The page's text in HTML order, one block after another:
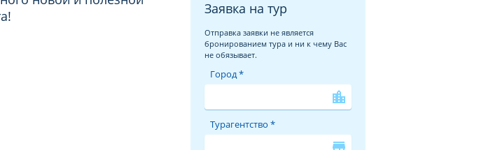
Заявка на тур
Отправка заявки не является
бронированием тура и ни к чему Вас
не обязывает.
Город *
location_city
Турагентство *